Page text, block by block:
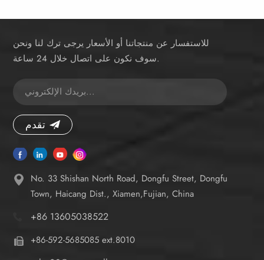
للاستفسار عن منتجاتنا أو الأسعار يرجى ترك لنا ونحن
سوف نكون على اتصال خلال 24 ساعة.
تقدم
No. 33 Shishan North Road, Dongfu Street, Dongfu
Town, Haicang Dist., Xiamen,Fujian, China
+86 13605038522
+86-592-5685085 ext.8010